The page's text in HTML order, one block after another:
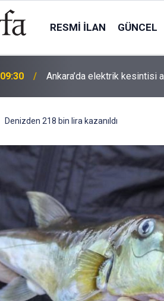
RESMI İLAN GÜNCEL
09:30 Ankara’da elektrik kesintisi
Denizden 218 bin lira kazanıldı